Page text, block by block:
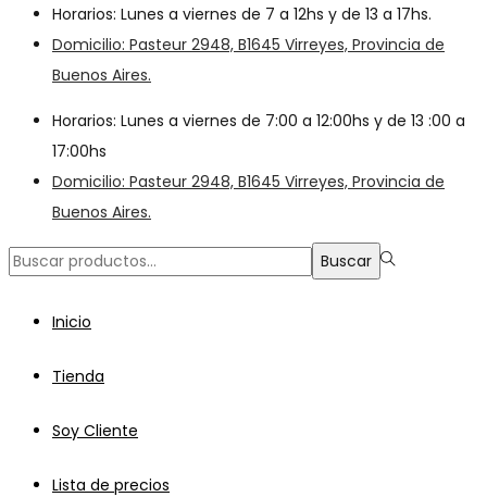
Horarios: Lunes a viernes de 7 a 12hs y de 13 a 17hs.
Domicilio: Pasteur 2948, B1645 Virreyes, Provincia de
Buenos Aires.
Horarios: Lunes a viernes de 7:00 a 12:00hs y de 13 :00 a
17:00hs
Domicilio: Pasteur 2948, B1645 Virreyes, Provincia de
Buenos Aires.
Búsqueda
Buscar
Inicio
Tienda
Soy Cliente
Lista de precios